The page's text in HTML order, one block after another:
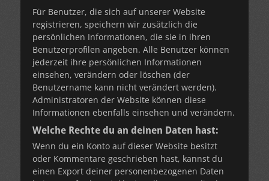
Für Benutzer, die sich auf unserer Website
registrieren, speichern wir zusätzlich die
persönlichen Informationen, die sie in ihren
Benutzerprofilen angeben. Alle Benutzer können
jederzeit ihre persönlichen Informationen
einsehen, verändern oder löschen (der
Benutzername kann nicht verändert werden).
Administratoren der Website können diese
Informationen ebenfalls einsehen und verändern.
Welche Rechte du an deinen Daten hast:
Wenn du ein Konto auf dieser Website besitzt
oder Kommentare geschrieben hast, kannst du
einen Export deiner personenbezogenen Daten